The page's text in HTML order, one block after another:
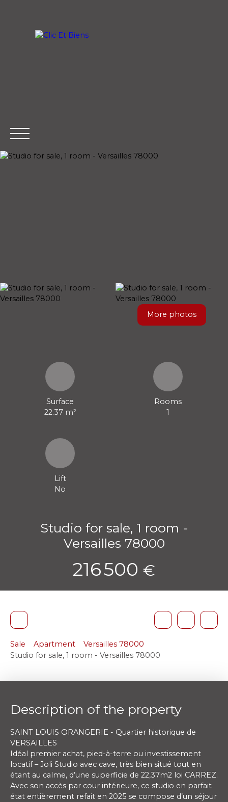
More photos
Surface
22.37 m²
Rooms
1
Lift
No
Studio for sale, 1 room -
Versailles 78000
216 500 €
Sale Apartment
Versailles 78000
Studio for sale, 1 room - Versailles 78000
Description of the property
SAINT LOUIS ORANGERIE - Quartier historique de
VERSAILLES
Idéal premier achat, pied-à-terre ou investissement
locatif – Joli Studio avec cave, très bien situé tout en
étant au calme, d’une superficie de 22,37m2 loi CARREZ.
Avec son accès par cour intérieure, ce studio en parfait
état entièrement refait en 2025 se compose d’un séjour